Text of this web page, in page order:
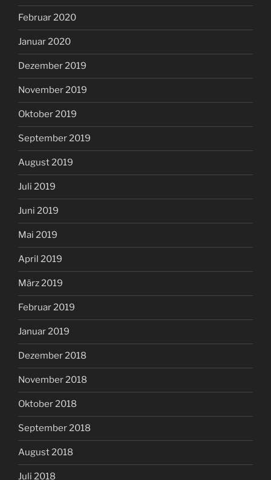
Februar 2020
Januar 2020
Dezember 2019
November 2019
Oktober 2019
September 2019
August 2019
Juli 2019
Juni 2019
Mai 2019
April 2019
März 2019
Februar 2019
Januar 2019
Dezember 2018
November 2018
Oktober 2018
September 2018
August 2018
Juli 2018